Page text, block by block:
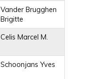
Vander Brugghen
Brigitte
Celis Marcel M.
Schoonjans Yves